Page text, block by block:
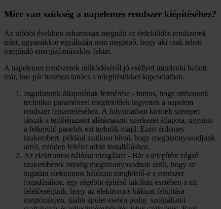
Mire van szükség a napelemes rendszer kiépítéséhez?
Az utóbbi években rohamosan megnőtt az érdeklődés rendszerek
iránt, ugyanakkor egyáltalán nem meglepő, hogy aki csak teheti
megújuló energiaforrásokba fektet.
A napelemes rendszerek működéséről jó eséllyel mindenki hallott
már, íme pár hasznos tanács a telepítésükkel kapcsolatban.
Ingatlanunk állapotának felmérése - fontos, hogy otthonunk
technikai paraméterei megfelelőek legyenek a napelem
rendszer felszereléséhez. A folyamatban kiemelt szerepet
játszik a tetőhéjazatot alátámasztó szerkezet állapota, ugyanis
a felkerülő panelek ezt terhelik majd. Ezért érdemes
szakembert, például statikust hívni, hogy megbizonyosodjunk
arról, minden feltétel adott installáláshoz.
Az elektromos hálózat vizsgálata - Bár a telepítést végző
szakemberek mindig megbizonyosodnak arról, hogy az
ingatlan elektromos hálózata megfelelő-e a rendszer
fogadásához, egy régebbi építésű lakóház esetében a mi
felelősségünk, hogy az elektromos hálózat felújítása
megtörténjen, újabb épület esetén pedig szolgáltatói